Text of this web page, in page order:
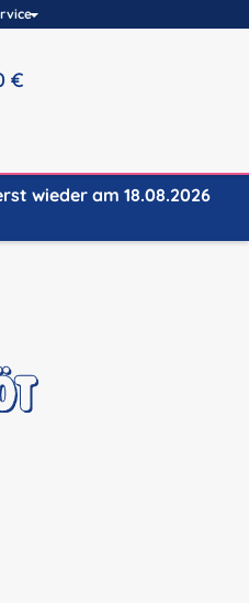
dem Merkzettel
€
wieder am 18.08.2026